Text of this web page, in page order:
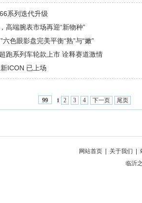
系列迭代升级
高端腕表市场再迎“新物种”
色眼影盘完美平衡“熟”与“嫩”
跑系列车轮款上市 诠释赛道激情
ICON 已上场
99 1 2 3 4 下一页 尾页
网站首页 关于我们 |
临沂